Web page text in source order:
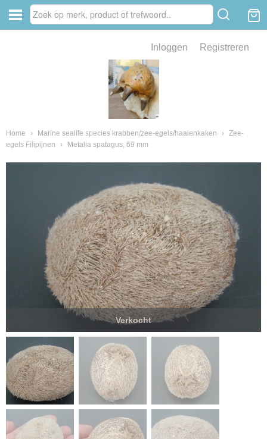
Inloggen Registreren
Home › Marine sealife species krabben/zee-egels/haaienkaken › Zee-
egels Filipijnen
› Metalia spatagus, 69 mm
Verkocht
van fossielen en mineralen